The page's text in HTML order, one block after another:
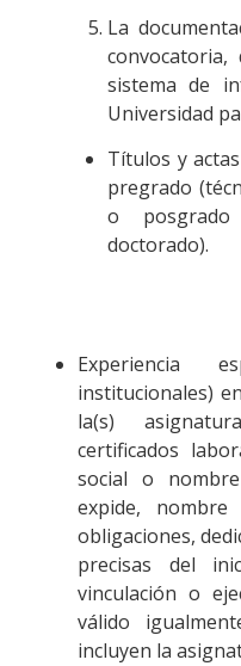
La
sistema de
Universidad
Títulos y
pregrado
o posgrado
doctorado).
Experiencia
institucionales)
la(s)
certificados
social o
expide,
obligaciones,
precisas del
vinculación o
válido
incluyen la